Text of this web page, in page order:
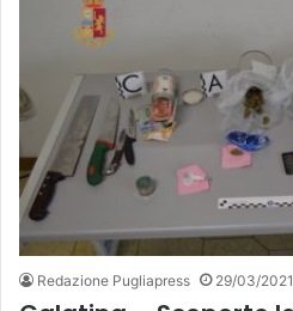
Redazione Pugliapress 29/03/2021